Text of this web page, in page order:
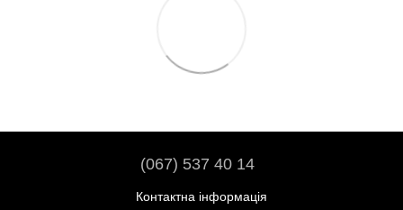
(067) 537 40 14
Контактна інформація